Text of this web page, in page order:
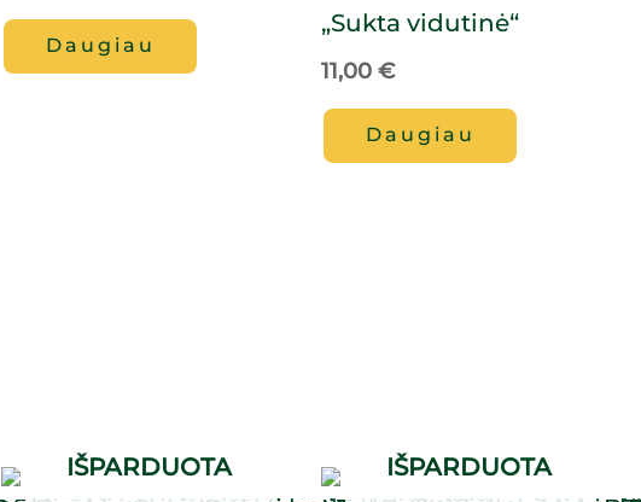
Daugiau
„Sukta vidutinė“
11,00€
Daugiau
IŠPARDUOTA IŠPARDUOTA